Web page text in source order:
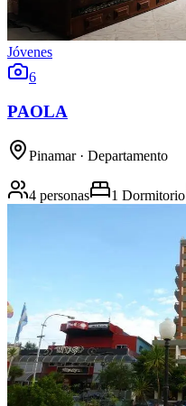
Jóvenes
6
PAOLA
Pinamar· Departamento
4 personas 1 Dormitorio